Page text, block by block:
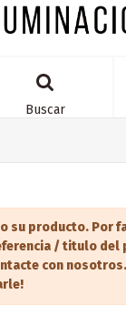
Buscar
su producto. Por
/ titulo del
con